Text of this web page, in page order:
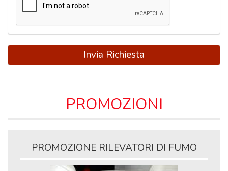
Invia Richiesta
PROMOZIONI
PROMOZIONE RILEVATORI DI FUMO